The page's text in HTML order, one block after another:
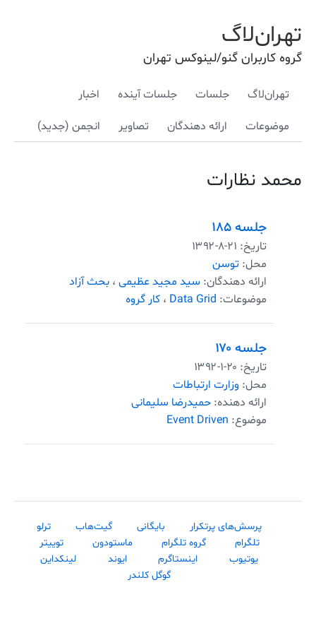
تهران‌لاگ
گروه کاربران گنو/لینوکس تهران
تهران‌لاگ جلسات جلسات آینده اخبار
موضوعات ارائه دهندگان تصاویر انجمن (جدید)
محمد نظارات
جلسه ۱۸۵
تاریخ: ۱۳۹۲-۸-۲۱
محل: توسن
ارائه دهندگان: سید مجید عظیمی ، بحث آزاد
موضوعات: Data Grid ، کار گروه
جلسه ۱۷۰
تاریخ: ۱۳۹۲-۱-۲۰
محل: وزارت ارتباطات
ارائه دهنده: حمیدرضا سلیمانی
موضوع: Event Driven
پرسش‌های پرتکرار بایگانی گیت‌هاب
ترلو
تلگرام
گروه تلگرام ماستودون
توییتر
یوتیوب
اینستاگرم ایوند
لینکداین
گوگل کلندر